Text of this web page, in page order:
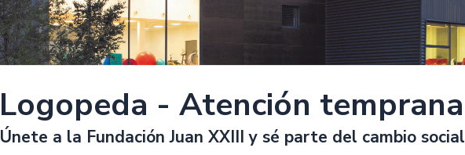
Logopeda - Atención temprana
Únete a la Fundación Juan XXIII y sé parte del cambio social